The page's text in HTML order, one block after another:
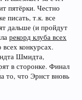
пятёрки. Честно
писать, т.к. все
дальше (и пройдут
рекорд клуба всех
конкурсах.
Шмидта,
в сторонке. Финал
то, что Эрнст вновь